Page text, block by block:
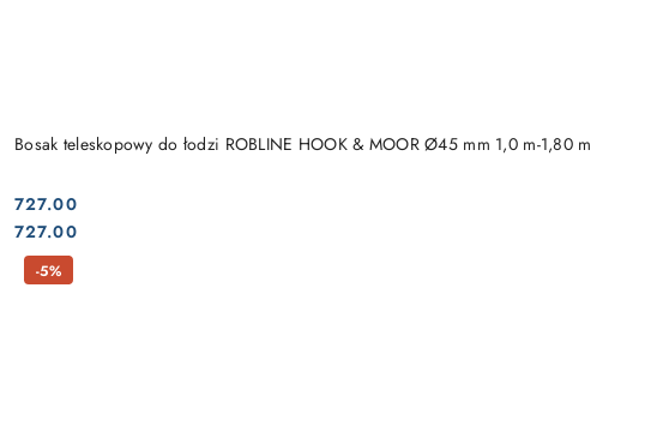
Bosak teleskopowy do łodzi ROBLINE HOOK & MOOR Ø45 mm 1,0 m-1,80 m
Cena:
727.00
Cena:
727.00
-5%